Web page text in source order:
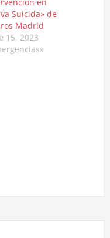
Suicida» de
Madrid
15, 2023